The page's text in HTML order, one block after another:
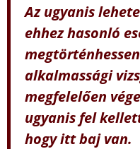
Az ugyanis
ehhez hasonló
alkalmassági
megfelelően
ugyanis fel
hogy itt baj van.